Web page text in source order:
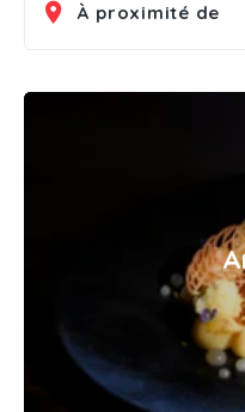
À proximité de